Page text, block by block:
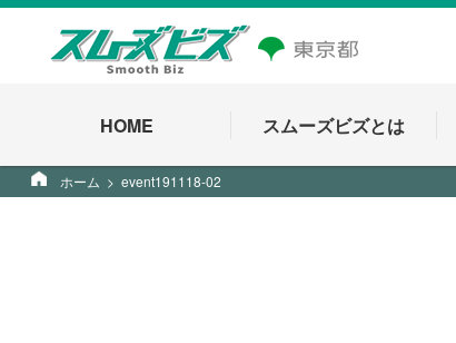
HOME スムーズビズとは
ホーム event191118-02